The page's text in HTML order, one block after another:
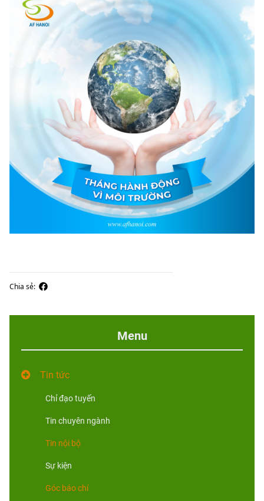
Chia sẻ:
Menu
Tin tức
Chỉ đạo tuyến
Tin chuyên ngành
Tin nội bộ
Sự kiện
Góc báo chí